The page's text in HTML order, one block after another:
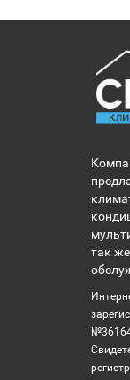
так